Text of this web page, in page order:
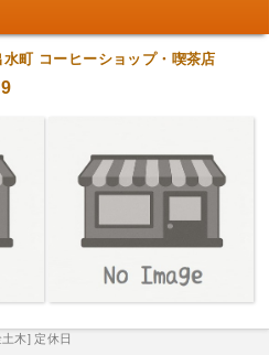
水町 コーヒーショップ・喫茶店
木] 定休日